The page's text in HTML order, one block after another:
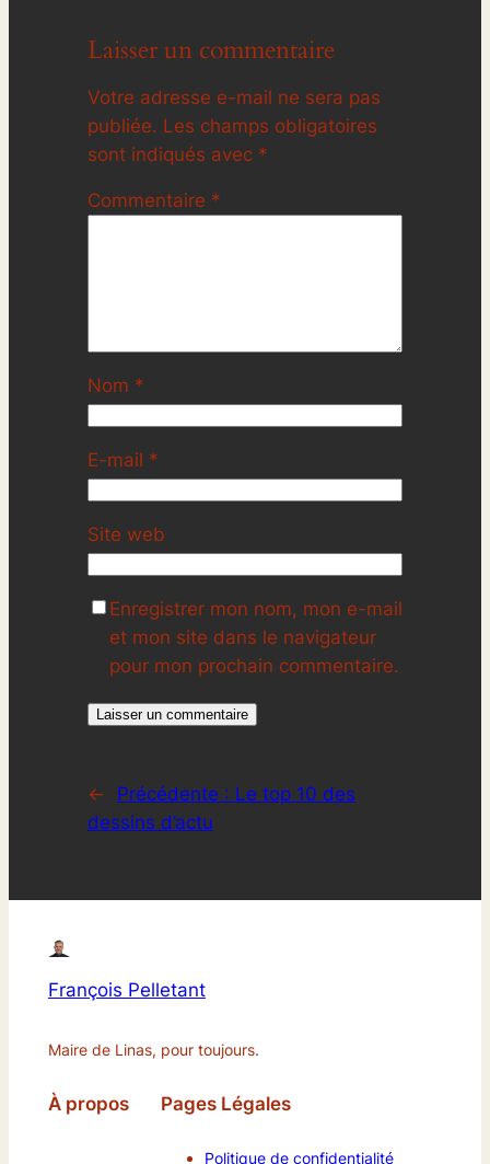
Laisser un commentaire
Votre adresse e-mail ne sera pas
publiée. Les champs obligatoires
sont indiqués avec *
Commentaire *
Nom *
E-mail *
Site web
Enregistrer mon nom, mon e-mail
et mon site dans le navigateur
pour mon prochain commentaire.
← Précédente : Le top 10 des
dessins d’actu
François Pelletant
Maire de Linas, pour toujours.
À propos Pages Légales
Politique de confidentialité